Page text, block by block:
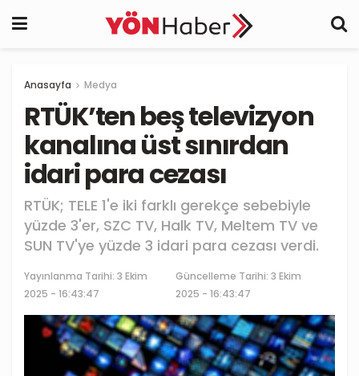
Anasayfa Medya
RTÜK’ten beş televizyon
kanalına üst sınırdan
idari para cezası
RTÜK; TELE 1'e iki farklı gerekçe sebebiyle
yüzde 3'er, SZC TV, Halk TV, Meltem TV ve
SUN TV'ye yüzde 3 idari para cezası verdi.
Yayınlanma Tarihi: 3 Ekim
2025 - 16:43:47
Güncelleme Tarihi: 3 Ekim
2025 - 16:43:47